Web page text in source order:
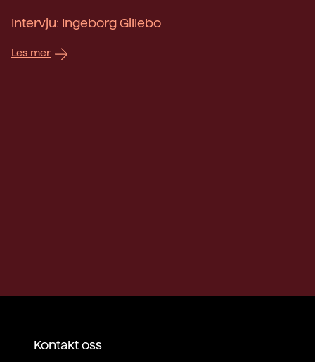
Intervju: Ingeborg Gillebo
Les mer
Kontakt oss